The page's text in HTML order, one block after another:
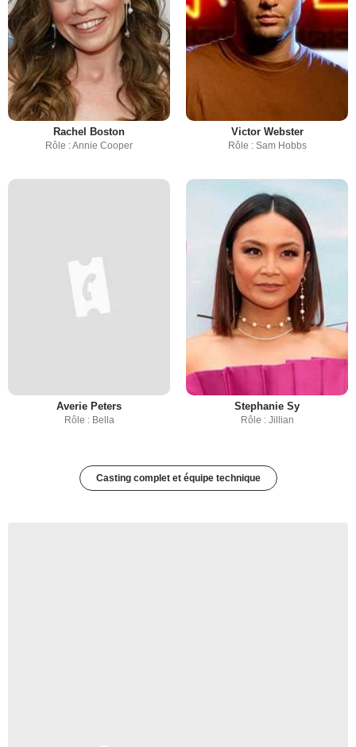
Rachel Boston
Rôle : Annie Cooper
Victor Webster
Rôle : Sam Hobbs
Averie Peters
Rôle : Bella
Stephanie Sy
Rôle : Jillian
Casting complet et équipe technique